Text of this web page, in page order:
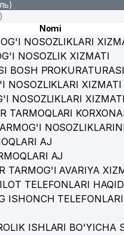
Nomi
NOSOZLIKLARI
NOSOZLIK XIZMATI
BOSH
NOSOZLIKLARI XIZMATI
NOSOZLIKLARI XIZMATI
TARMOQLARI
AJ
AJ
TARMOG'I AVARIYA
TELEFONLARI
ISHONCH TELEFONLARI
ISHLARI BO'YICHA